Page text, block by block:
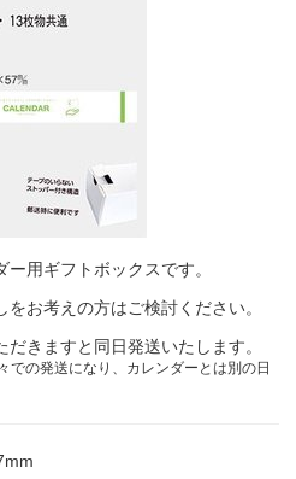
用ギフトボックスです。
お考えの方はご検討ください。
きますと同日発送いたします。
での発送になり、カレンダーとは別の日